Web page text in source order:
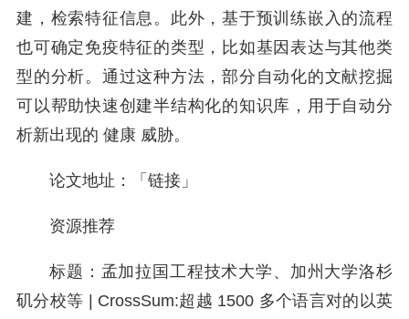
建，检索特征信息。此外，基于预训练嵌入的流程
也可确定免疫特征的类型，比如基因表达与其他类
型的分析。通过这种方法，部分自动化的文献挖掘
可以帮助快速创建半结构化的知识库，用于自动分
析新出现的 健康 威胁。
论文地址：「链接」
资源推荐
标题：孟加拉国工程技术大学、加州大学洛杉
矶分校等 | CrossSum:超越 1500 多个语言对的以英